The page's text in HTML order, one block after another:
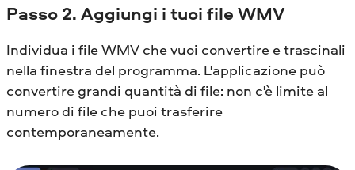
Passo 2. Aggiungi i tuoi file WMV
Individua i file WMV che vuoi convertire e trascinali
nella finestra del programma. L'applicazione può
convertire grandi quantità di file: non c'è limite al
numero di file che puoi trasferire
contemporaneamente.